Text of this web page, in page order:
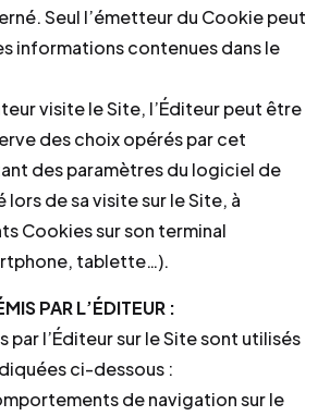
Seul l’émetteur du Cookie peut
informations contenues dans le
visite le Site, l’Éditeur peut être
des choix opérés par cet
des paramètres du logiciel de
de sa visite sur le Site, à
Cookies sur son terminal
tablette…).
PAR L’ÉDITEUR :
par l’Éditeur sur le Site sont utilisés
ci-dessous :
de navigation sur le